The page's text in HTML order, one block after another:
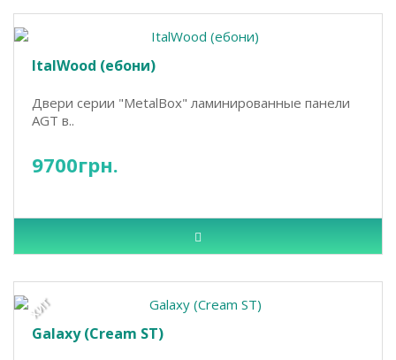
ItalWood (ебони)
Двери серии "MetalBox" ламинированные панели
AGT в..
9700грн.
Galaxy (Cream ST)
ХИТ